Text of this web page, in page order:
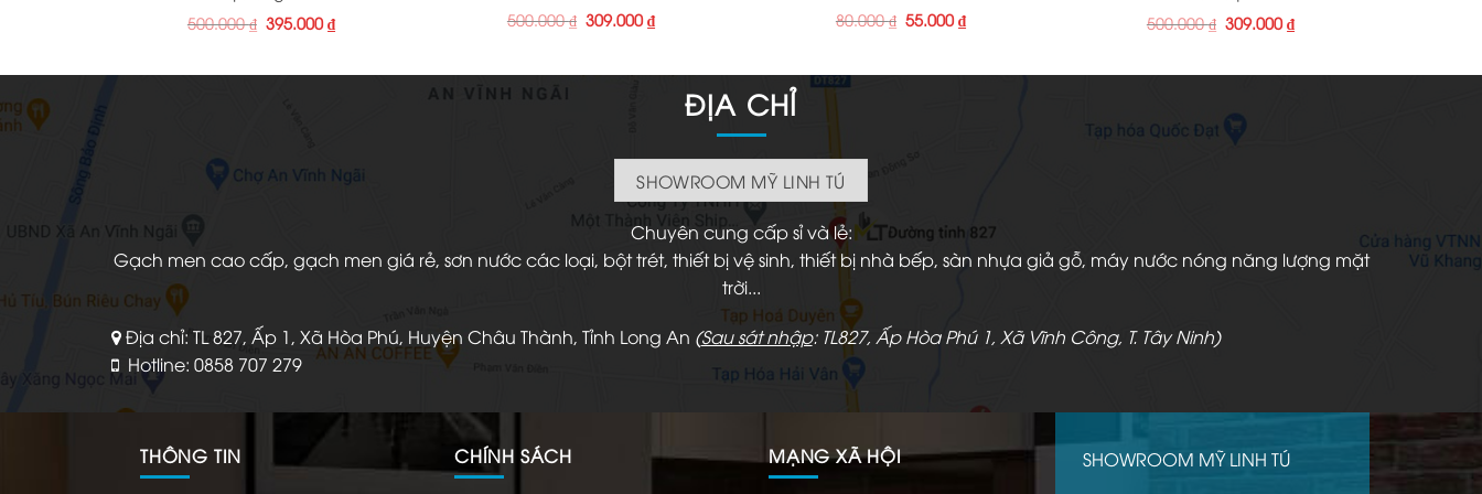
500.000₫ Giá
gốc
395.000₫Giá
hiện
500.000₫ Giá
gốc
309.000₫Giá
hiện
309.000 ₫.
80.000₫ Giá
gốc
55.000₫Giá
hiện
55.000 ₫.
500.000₫ Giá
gốc
309.000₫Giá
hiện
ĐỊA CHỈ
SHOWROOM MỸ LINH TÚ
Chuyên cung cấp sỉ và lẻ:
Gạch men cao cấp, gạch men giá rẻ, sơn nước các loại, bột trét, thiết bị vệ sinh, thiết bị nhà bếp, sàn nhựa giả gỗ, máy nước nóng năng lượng mặt
trời...
Địa chỉ: TL 827, Ấp 1, Xã Hòa Phú, Huyện Châu Thành, Tỉnh Long An (Sau sát nhập: TL827, Ấp Hòa Phú 1, Xã Vĩnh Công, T. Tây Ninh)
Hotline: 0858 707 279
THÔNG TIN CHÍNH SÁCH MẠNG XÃ HỘI SHOWROOM MỸ LINH TÚ